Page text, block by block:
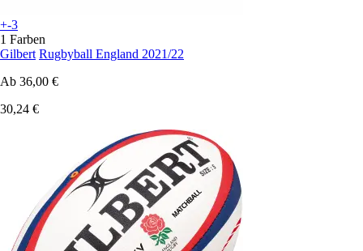
+-3
1 Farben
Gilbert Rugbyball England 2021/22
Ab 36,00 €
30,24 €